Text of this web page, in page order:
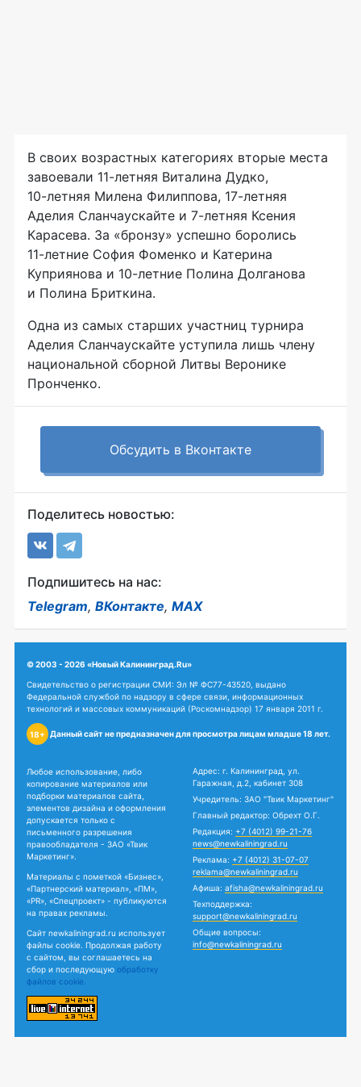
В своих возрастных категориях вторые места
завоевали 11-летняя Виталина Дудко,
10-летняя Милена Филиппова, 17-летняя
Аделия Сланчаускайте и 7-летняя Ксения
Карасева. За «бронзу» успешно боролись
11-летние София Фоменко и Катерина
Куприянова и 10-летние Полина Долганова
и Полина Бриткина.
Одна из самых старших участниц турнира
Аделия Сланчаускайте уступила лишь члену
национальной сборной Литвы Веронике
Пронченко.
Обсудить в Вконтакте
Поделитесь новостью:
Подпишитесь на нас:
Telegram, ВКонтакте, MAX
© 2003 - 2026 «Новый Калининград.Ru»
Свидетельство о регистрации СМИ: Эл № ФС77-43520, выдано
Федеральной службой по надзору в сфере связи, информационных
технологий и массовых коммуникаций (Роскомнадзор) 17 января 2011 г.
18+ Данный сайт не предназначен для просмотра лицам младше 18 лет.
Любое использование, либо
копирование материалов или
подборки материалов сайта,
элементов дизайна и оформления
допускается только с
письменного разрешения
правообладателя - ЗАО «Твик
Маркетинг».
Материалы с пометкой «Бизнес»,
«Партнерский материал», «ПМ»,
«PR», «Спецпроект» - публикуются
на правах рекламы.
Сайт newkaliningrad.ru использует
файлы cookie. Продолжая работу
с сайтом, вы соглашаетесь на
сбор и последующую обработку
файлов cookie.
Адрес: г. Калининград, ул.
Гаражная, д.2, кабинет 308
Учредитель: ЗАО "Твик Маркетинг"
Главный редактор: Обрехт О.Г.
Редакция: +7 (4012) 99-21-76
news@newkaliningrad.ru
Реклама: +7 (4012) 31-07-07
reklama@newkaliningrad.ru
Афиша: afisha@newkaliningrad.ru
Техподдержка:
support@newkaliningrad.ru
Общие вопросы:
info@newkaliningrad.ru